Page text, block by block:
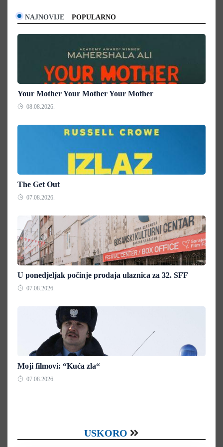
NAJNOVIJE POPULARNO
Your Mother Your Mother Your Mother
08.08.2026.
The Get Out
07.08.2026.
U ponedjeljak počinje prodaja ulaznica za 32. SFF
07.08.2026.
Moji filmovi: “Kuća zla“
07.08.2026.
USKORO